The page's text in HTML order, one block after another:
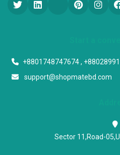
+8801748747674 ,
support@shopmatebd.com
Sector 11,Road-